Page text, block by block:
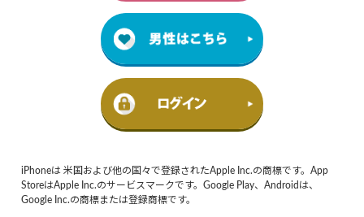
iPhoneは 米国および他の国々で登録されたApple Inc.の商標です。App
StoreはApple Inc.のサービスマークです。Google Play、Androidは、
Google Inc.の商標または登録商標です。